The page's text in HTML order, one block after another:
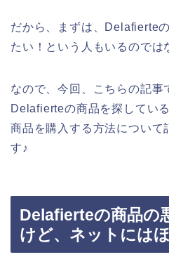
だから、まずは、Delafierte
たい！という人もいるのでは
なので、今回、こちらの記事
Delafierteの商品を探してい
商品を購入する方法について
す♪
Delafierteの商品の
けど、ネットには